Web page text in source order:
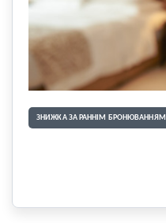
ЗНИЖКА ЗА РАННІМ БРОНЮВАННЯМ